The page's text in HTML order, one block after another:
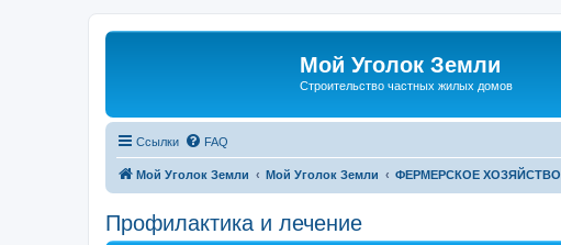
Мой Уголок Земли
Cтроительство частных жилых домов
Ссылки FAQ
Мой Уголок Земли Мой Уголок Земли ФЕРМЕРСКОЕ ХОЗЯЙСТВО
Профилактика и лечение